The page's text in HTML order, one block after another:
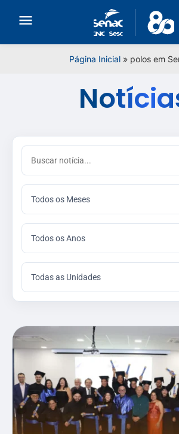
Página Inicial » polos em
Todos os Meses
Todos os Anos
Todas as Unidades